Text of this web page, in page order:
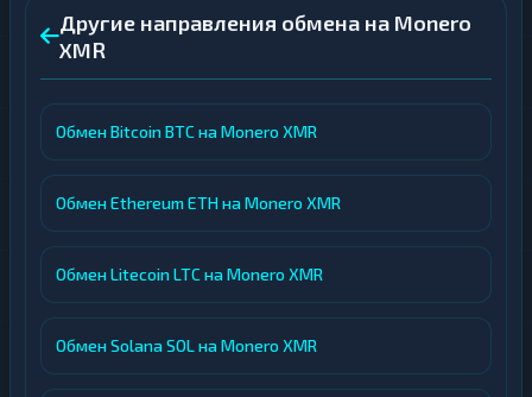
Другие направления обмена на Monero
XMR
Обмен Bitcoin BTC на Monero XMR
Обмен Ethereum ETH на Monero XMR
Обмен Litecoin LTC на Monero XMR
Обмен Solana SOL на Monero XMR